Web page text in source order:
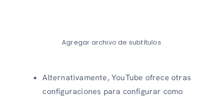
Agregar archivo de subtítulos
Alternativamente, YouTube ofrece otras
configuraciones para configurar como